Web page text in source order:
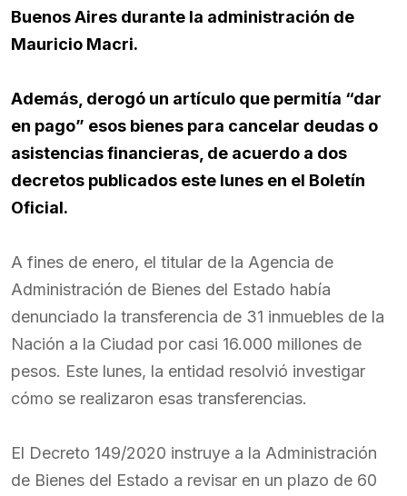
Buenos Aires durante la administración de
Mauricio Macri​.
Además, derogó un artículo que permitía “dar
en pago” esos bienes para cancelar deudas o
asistencias financieras, de acuerdo a dos
decretos publicados este lunes en el Boletín
Oficial.
A fines de enero, el titular de la Agencia de
Administración de Bienes del Estado había
denunciado la transferencia de 31 inmuebles de la
Nación a la Ciudad por casi 16.000 millones de
pesos. Este lunes, la entidad resolvió investigar
cómo se realizaron esas transferencias.
El Decreto 149/2020 instruye a la Administración
de Bienes del Estado a revisar en un plazo de 60